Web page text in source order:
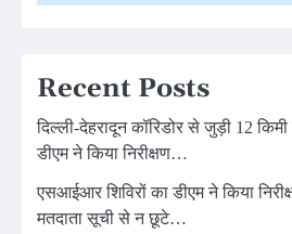
Recent Posts
दिल्ली-देहरादून कॉरिडोर से जुड़ी 12
डीएम ने किया निरीक्षण…
एसआईआर शिविरों का डीएम ने किया
मतदाता सूची से न छूटे…